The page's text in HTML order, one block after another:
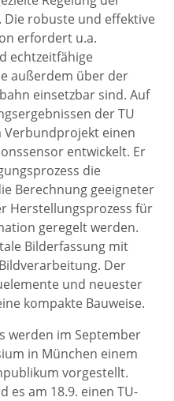
robuste und effektive
erfordert u.a.
echtzeitfähige
außerdem über der
einsetzbar sind. Auf
der TU
Verbundprojekt einen
entwickelt. Er
die
Berechnung geeigneter
Herstellungsprozess für
geregelt werden.
Bilderfassung mit
Der
und neuester
kompakte Bauweise.
werden im September
in München einem
vorgestellt.
es am 18.9. einen TU-